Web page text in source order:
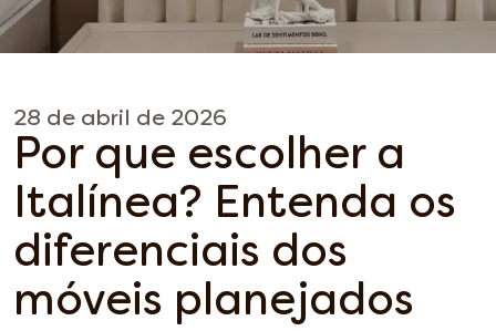
28 de abril de 2026
Por que escolher a
Italínea? Entenda os
diferenciais dos
móveis planejados